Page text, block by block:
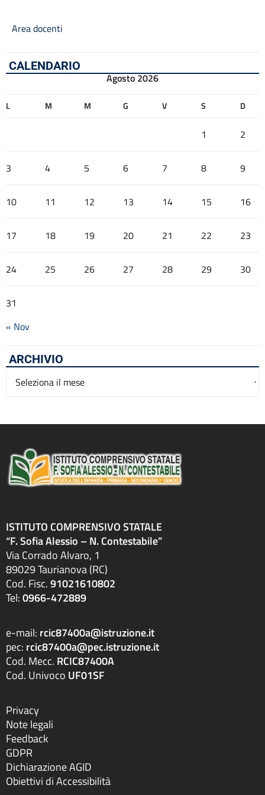
Area docenti
CALENDARIO
Agosto 2026
L M M G V S D
1 2
3 4 5 6 7 8 9
10 11 12 13 14 15 16
17 18 19 20 21 22 23
24 25 26 27 28 29 30
31
« Nov
ARCHIVIO
Archivio
ISTITUTO COMPRENSIVO STATALE
“F. Sofia Alessio – N. Contestabile”
Via Corrado Alvaro, 1
89029 Taurianova (RC)
Cod. Fisc.91021610802
Tel:0966-472889
e-mail: rcic87400a@istruzione.it
pec: rcic87400a@pec.istruzione.it
Cod. Mecc. RCIC87400A
Cod. Univoco UF01SF
Privacy
Note legali
Feedback
GDPR
Dichiarazione AGID
Obiettivi di Accessibilità